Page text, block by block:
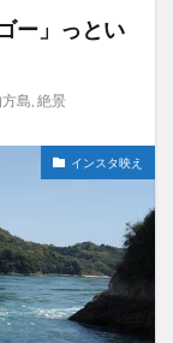
ー」っとい
島, 絶景
インスタ映え